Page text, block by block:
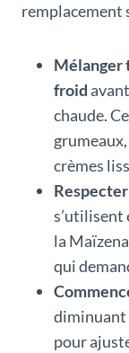
remplacement
Mélanger
froid
chaude.
crèmes
s’utilisent
la
qui
diminuant
pour